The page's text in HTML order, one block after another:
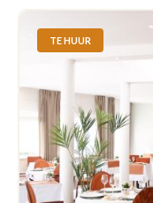
TE HUUR